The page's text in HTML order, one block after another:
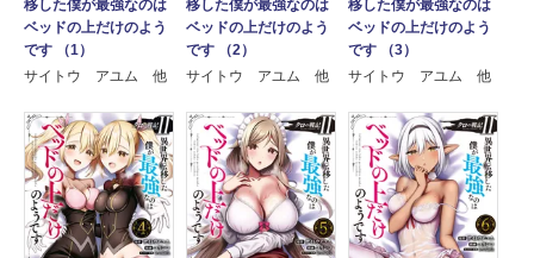
移した僕が最強なのは
ベッドの上だけのよう
です （1）
サイトウ アユム 他
移した僕が最強なのは
ベッドの上だけのよう
です （2）
サイトウ アユム 他
移した僕が最強なのは
ベッドの上だけのよう
です （3）
サイトウ アユム 他